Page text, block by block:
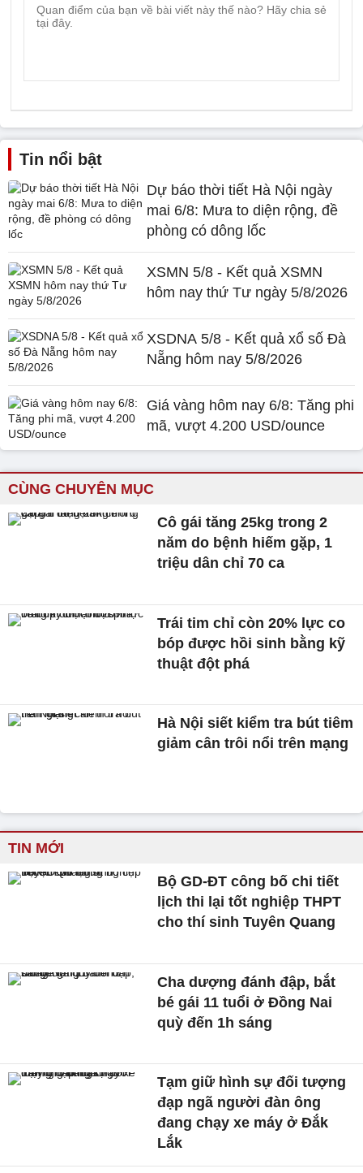
Tin nổi bật
Dự báo thời tiết Hà Nội ngày
mai 6/8: Mưa to diện rộng, đề
phòng có dông lốc
XSMN 5/8 - Kết quả XSMN
hôm nay thứ Tư ngày 5/8/2026
XSDNA 5/8 - Kết quả xổ số Đà
Nẵng hôm nay 5/8/2026
Giá vàng hôm nay 6/8: Tăng phi
mã, vượt 4.200 USD/ounce
CÙNG CHUYÊN MỤC
Cô gái tăng 25kg trong 2
năm do bệnh hiếm gặp, 1
triệu dân chỉ 70 ca
Trái tim chỉ còn 20% lực co
bóp được hồi sinh bằng kỹ
thuật đột phá
Hà Nội siết kiểm tra bút tiêm
giảm cân trôi nổi trên mạng
TIN MỚI
Bộ GD-ĐT công bố chi tiết
lịch thi lại tốt nghiệp THPT
cho thí sinh Tuyên Quang
Cha dượng đánh đập, bắt
bé gái 11 tuổi ở Đồng Nai
quỳ đến 1h sáng
Tạm giữ hình sự đối tượng
đạp ngã người đàn ông
đang chạy xe máy ở Đắk
Lắk